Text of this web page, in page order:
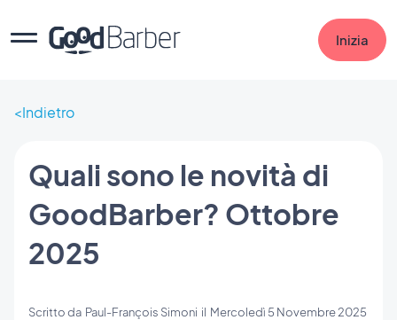
Inizia
Indietro
Quali sono le novità di
GoodBarber? Ottobre
2025
Scritto da Paul-François Simoni il Mercoledì 5 Novembre 2025